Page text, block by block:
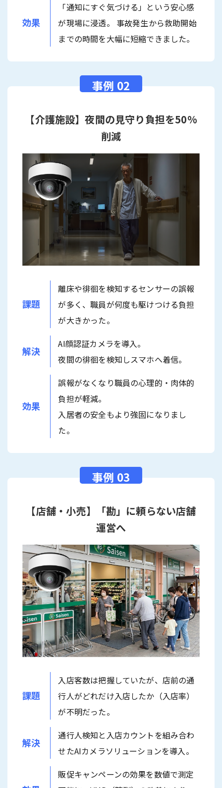
効果
「通知にすぐ気づける」という安心感
が現場に浸透。 事故発生から救助開始
までの時間を大幅に短縮できました。
【介護施設】夜間の見守り負担を50%
削減
課題
離床や徘徊を検知するセンサーの誤報
が多く、職員が何度も駆けつける負担
が大きかった。
解決
AI顔認証カメラを導入。
夜間の徘徊を検知しスマホへ着信。
効果
誤報がなくなり職員の心理的・肉体的
負担が軽減。
入居者の安全もより強固になりまし
た。
【店舗・小売】「勘」に頼らない店舗
運営へ
課題
入店客数は把握していたが、店前の通
行人がどれだけ入店したか（入店率）
が不明だった。
解決
通行人検知と入店カウントを組み合わ
せたAIカメラソリューションを導入。
販促キャンペーンの効果を数値で測定